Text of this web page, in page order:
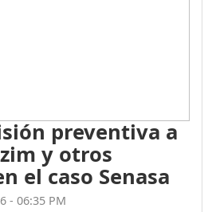
preventiva a
y otros
el caso Senasa
- 06:35 PM